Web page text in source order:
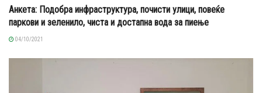
Анкета: Подобра инфраструктура, почисти улици, повеќе
паркови и зеленило, чиста и достапна вода за пиење
04/10/2021